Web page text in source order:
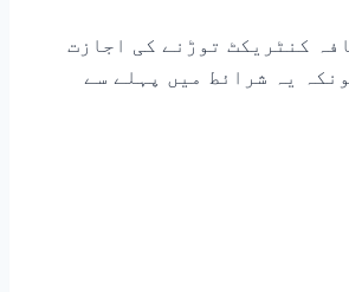
کنٹریکٹ توڑنے کی اجازت
یہ شرائط میں پہلے سے